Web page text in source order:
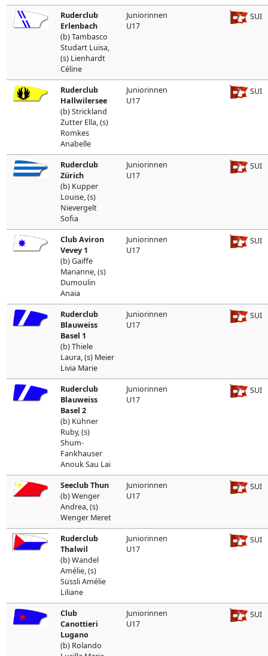
Ruderclub
Erlenbach
(b) Tambasco
Studart Luisa,
(s) Lienhardt
Céline
Juniorinnen
U17
SUI
Ruderclub
Hallwilersee
(b) Strickland
Zutter Ella, (s)
Romkes
Anabelle
Juniorinnen
U17
SUI
Ruderclub
Zürich
(b) Kupper
Louise, (s)
Nievergelt
Sofia
Juniorinnen
U17
SUI
Club Aviron
Vevey 1
(b) Gaiffe
Marianne, (s)
Dumoulin
Anaia
Juniorinnen
U17
SUI
Ruderclub
Blauweiss
Basel 1
(b) Thiele
Laura, (s) Meier
Livia Marie
Juniorinnen
U17
SUI
Ruderclub
Blauweiss
Basel 2
(b) Kühner
Ruby, (s)
Shum-
Fankhauser
Anouk Sau Lai
Juniorinnen
U17
SUI
Seeclub Thun
(b) Wenger
Andrea, (s)
Wenger Meret
Juniorinnen
U17
SUI
Ruderclub
Thalwil
(b) Wandel
Amélie, (s)
Süssli Amélie
Liliane
Juniorinnen
U17
SUI
Club
Canottieri
Lugano
(b) Rolando
Juniorinnen
U17
SUI